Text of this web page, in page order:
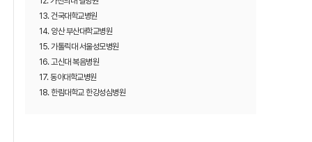
13. 건국대학교병원
14. 양산 부산대학교병원
15. 가톨릭대 서울성모병원
16. 고신대 복음병원
17. 동아대학교병원
18. 한림대학교 한강성심병원